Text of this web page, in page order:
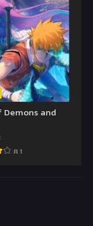
Demons and
8.1